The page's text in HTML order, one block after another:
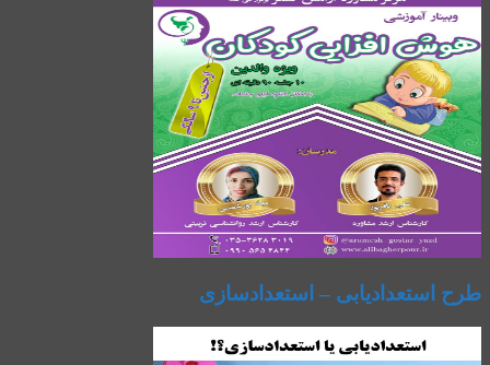
طرح استعدادیابی – استعدادسازی